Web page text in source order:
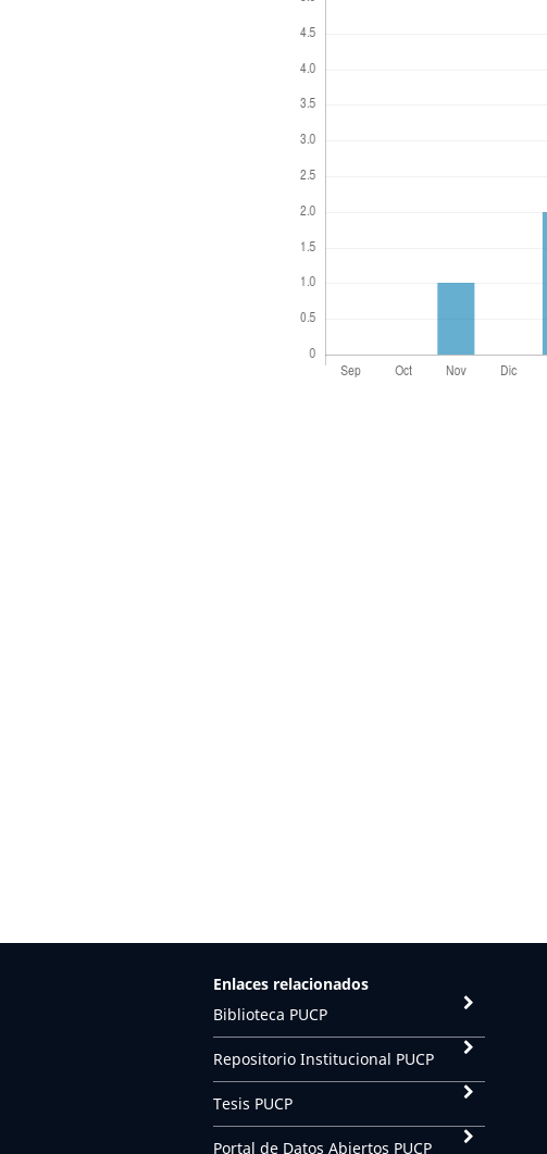
Enlaces relacionados
Biblioteca PUCP
Repositorio Institucional PUCP
Tesis PUCP
Portal de Datos Abiertos PUCP